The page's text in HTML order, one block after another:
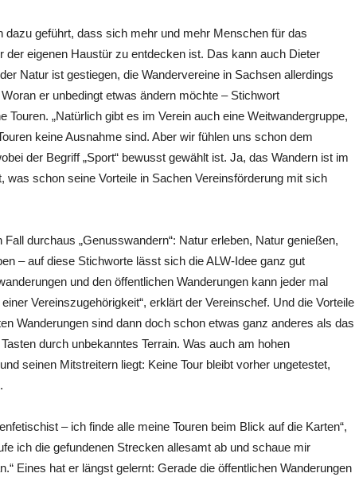
dazu geführt, dass sich mehr und mehr Menschen für das
eigenen Haustür zu entdecken ist. Das kann auch Dieter
Natur ist gestiegen, die Wandervereine in Sachsen allerdings
er unbedingt etwas ändern möchte – Stichwort
Touren. „Natürlich gibt es im Verein auch eine Weitwandergruppe,
keine Ausnahme sind. Aber wir fühlen uns schon dem
der Begriff „Sport“ bewusst gewählt ist. Ja, das Wandern ist im
was schon seine Vorteile in Sachen Vereinsförderung mit sich
durchaus „Genusswandern“: Natur erleben, Natur genießen,
– auf diese Stichworte lässt sich die ALW-Idee ganz gut
und den öffentlichen Wanderungen kann jeder mal
Vereinszugehörigkeit“, erklärt der Vereinschef. Und die Vorteile
Wanderungen sind dann doch schon etwas ganz anderes als das
durch unbekanntes Terrain. Was auch am hohen
seinen Mitstreitern liegt: Keine Tour bleibt vorher ungetestet,
– ich finde alle meine Touren beim Blick auf die Karten“,
ich die gefundenen Strecken allesamt ab und schaue mir
Eines hat er längst gelernt: Gerade die öffentlichen Wanderungen